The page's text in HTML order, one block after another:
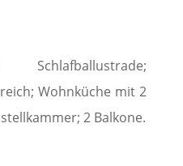
Wohnküche mit 2
2 Balkone.